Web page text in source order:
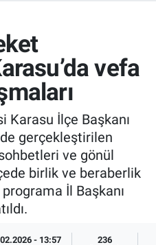
vefa
İlçe Başkanı
gerçekleştirilen
ve gönül
birlik ve beraberlik
İl Başkanı
- 13:57 236